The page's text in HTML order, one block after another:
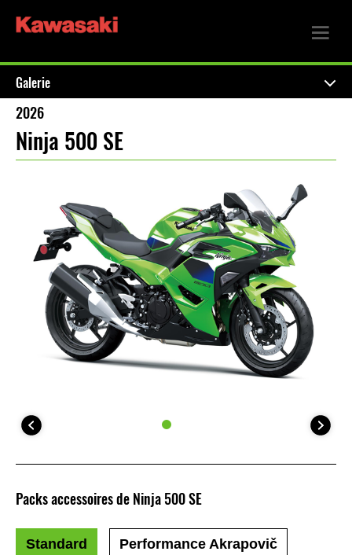
Galerie
2026
Ninja 500 SE
Packs accessoires de Ninja 500 SE
Standard Performance Akrapovič